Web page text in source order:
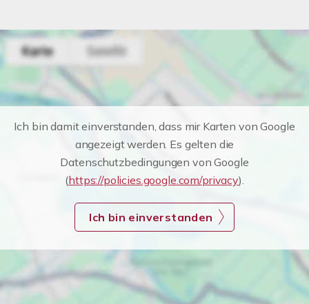
Ich bin damit einverstanden, dass mir Karten von Google
angezeigt werden. Es gelten die
Datenschutzbedingungen von Google
(https://policies.google.com/privacy).
Ich bin einverstanden